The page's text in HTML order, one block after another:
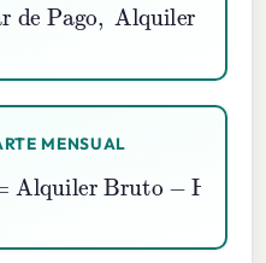
de Pago
− TTP
MENSUAL
=
HAP